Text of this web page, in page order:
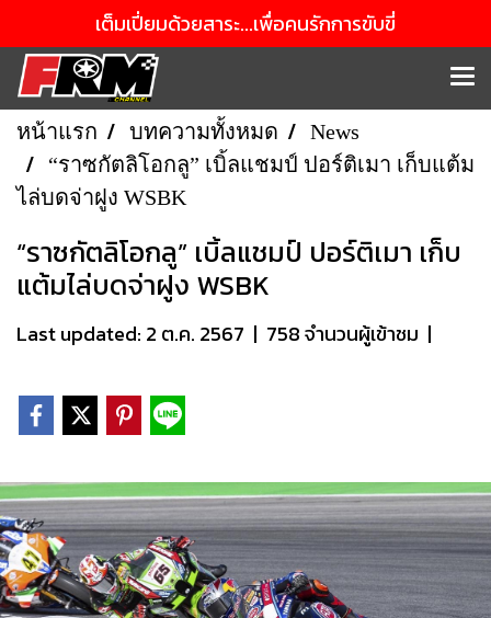
เต็มเปี่ยมด้วยสาระ...เพื่อคนรักการขับขี่
หน้าแรก บทความทั้งหมด
News
“ราซกัตลิโอกลู” เบิ้ลแชมป์ ปอร์ติเมา เก็บแต้ม
ไล่บดจ่าฝูง WSBK
“ราซกัตลิโอกลู” เบิ้ลแชมป์ ปอร์ติเมา เก็บ
แต้มไล่บดจ่าฝูง WSBK
Last updated: 2 ต.ค. 2567 | 758 จำนวนผู้เข้าชม |